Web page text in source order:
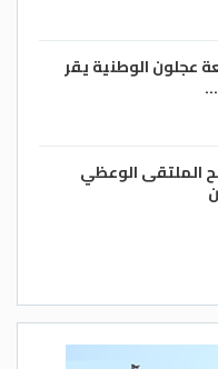
عجلون الوطنية يقر
الملتقى الوعظي